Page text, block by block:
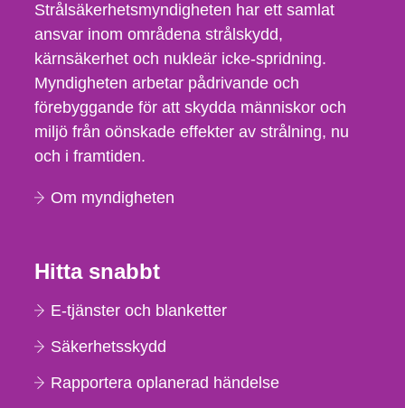
Strålsäkerhetsmyndigheten har ett samlat
ansvar inom områdena strålskydd,
kärnsäkerhet och nukleär icke-spridning.
Myndigheten arbetar pådrivande och
förebyggande för att skydda människor och
miljö från oönskade effekter av strålning, nu
och i framtiden.
Om myndigheten
Hitta snabbt
E-tjänster och blanketter
Säkerhetsskydd
Rapportera oplanerad händelse